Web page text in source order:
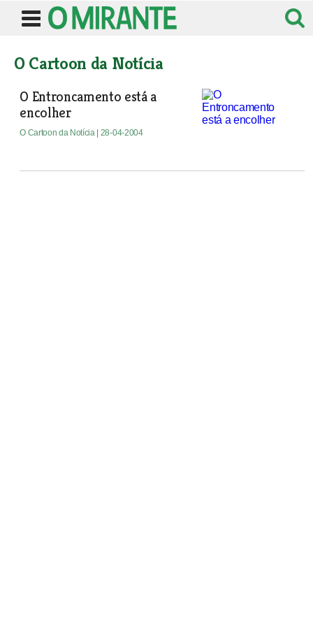
O Cartoon da Notícia
O Entroncamento está a
encolher
O Cartoon da Notícia | 28-04-2004